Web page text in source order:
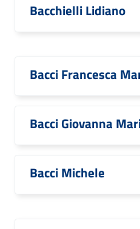
Bacchielli Lidiano
Bacci Francesca
Bacci Giovanna
Bacci Michele